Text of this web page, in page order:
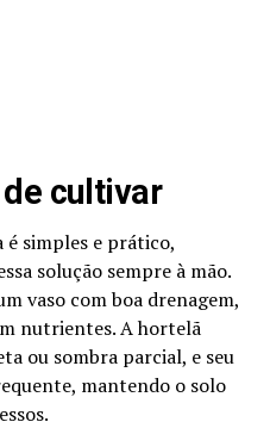
cultivar
é simples e prático,
solução sempre à mão.
vaso com boa drenagem,
nutrientes. A hortelã
ou sombra parcial, e seu
mantendo o solo